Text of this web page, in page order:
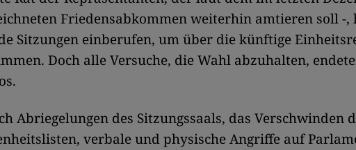
Friedensabkommen weiterhin amtieren soll -,
Sitzungen einberufen, um über die künftige
Doch alle Versuche, die Wahl abzuhalten,
Abriegelungen des Sitzungssaals, das Verschwinden
verbale und physische Angriffe auf